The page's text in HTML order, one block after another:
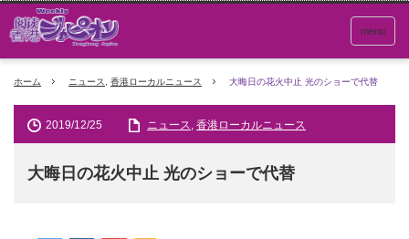
menu
ホーム ニュース 香港ローカルニュース 大晦日の花火中止 光のショーで代替
2019/12/25 ニュース, 香港ローカルニュース
大晦日の花火中止 光のショーで代替